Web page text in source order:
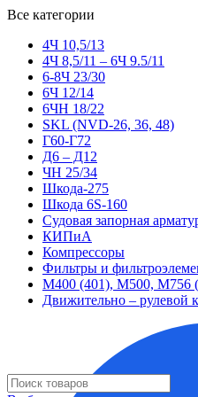
Все категории
4Ч 10,5/13
4Ч 8,5/11 – 6Ч 9.5/11
6-8Ч 23/30
6Ч 12/14
6ЧН 18/22
SKL (NVD-26, 36, 48)
Г60-Г72
Д6 – Д12
ЧН 25/34
Шкода-275
Шкода 6S-160
Судовая запорная
КИПиА
Компрессоры
Фильтры и
М400 (401), М500, М756
Движительно – рулевой